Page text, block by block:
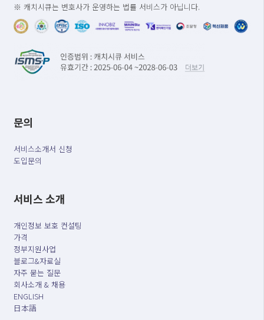
※ 캐치시큐는 변호사가 운영하는 법률 서비스가 아닙니다.
문의
서비스소개서 신청
도입문의
서비스 소개
개인정보 보호 컨설팅
가격
정부지원사업
블로그&자료실
자주 묻는 질문
회사소개 & 채용
ENGLISH
日本語